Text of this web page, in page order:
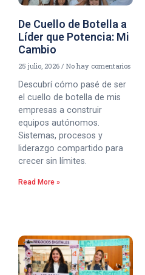
De Cuello de Botella a
Líder que Potencia: Mi
Cambio
25 julio, 2026 No hay comentarios
Descubrí cómo pasé de ser
el cuello de botella de mis
empresas a construir
equipos autónomos.
Sistemas, procesos y
liderazgo compartido para
crecer sin límites.
Read More »